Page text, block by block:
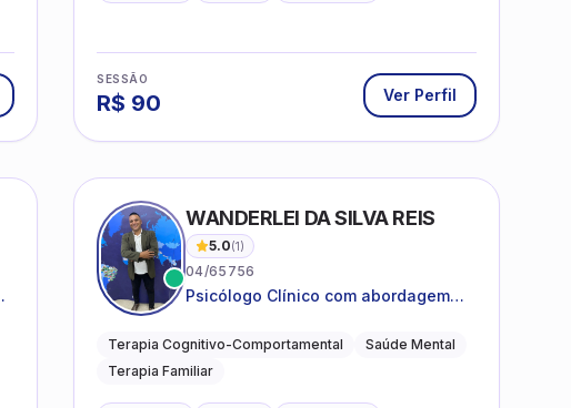
SESSÃO
R$ 90 Ver Perfil
WANDERLEI DA SILVA REIS
5.0(1)
04/65756
Psicólogo Clínico com abordagem
e terapia sistêmica
Terapia Cognitivo-Comportamental
Saúde Mental
Terapia Familiar